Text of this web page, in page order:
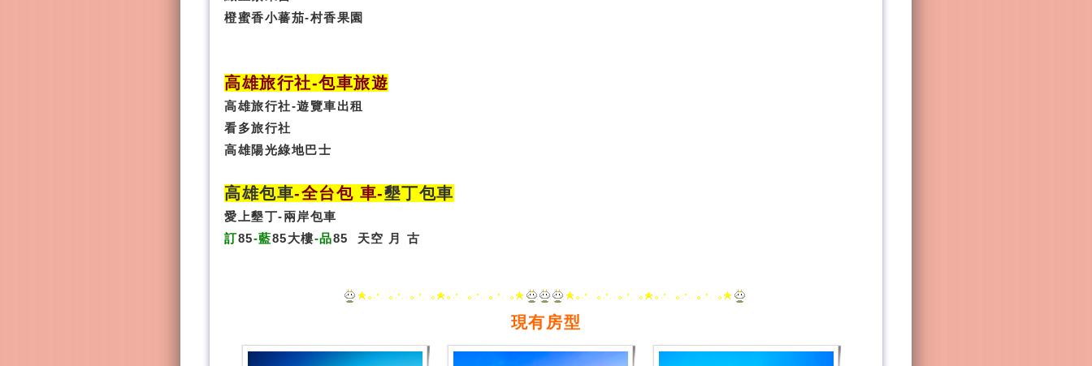
橙蜜香小蕃茄-村香果園
高雄旅行社-包車旅遊
高雄旅行社-遊覽車出租
看多旅行社
高雄陽光綠地巴士
高雄包車-全台包 車-墾丁包車
愛上墾丁-兩岸包車
訂85-藍85大樓-品85 天空 月 古
現有房型